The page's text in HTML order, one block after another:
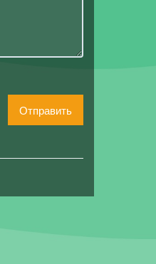
Отправить